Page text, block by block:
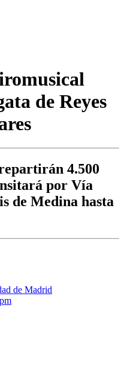
de Reyes
4.500
por Vía
de Medina hasta
de Madrid